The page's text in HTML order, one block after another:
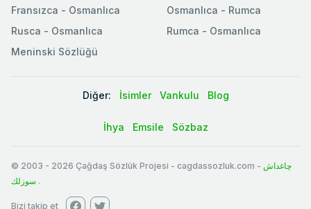
Fransızca - Osmanlıca
Rusca - Osmanlıca
Meninski Sözlüğü
Osmanlıca - Rumca
Rumca - Osmanlıca
Diğer: İsimler Vankulu Blog
İhya Emsile Sözbaz
© 2003 - 2026 Çağdaş Sözlük Projesi - cagdassozluk.com - چاغداش
سوزلك .
Bizi takip et